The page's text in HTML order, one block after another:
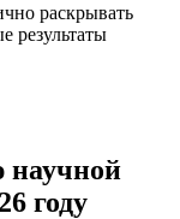
раскрывать
результаты
научной
году